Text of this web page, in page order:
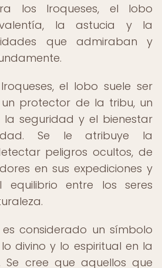
los Iroqueses, el lobo
la astucia y la
que admiraban y
el lobo suele ser
protector de la tribu, un
seguridad y el bienestar
Se le atribuye la
peligros ocultos, de
en sus expediciones y
entre los seres
considerado un símbolo
divino y lo espiritual en la
Se cree que aquellos que